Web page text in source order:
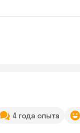
4 года опыта